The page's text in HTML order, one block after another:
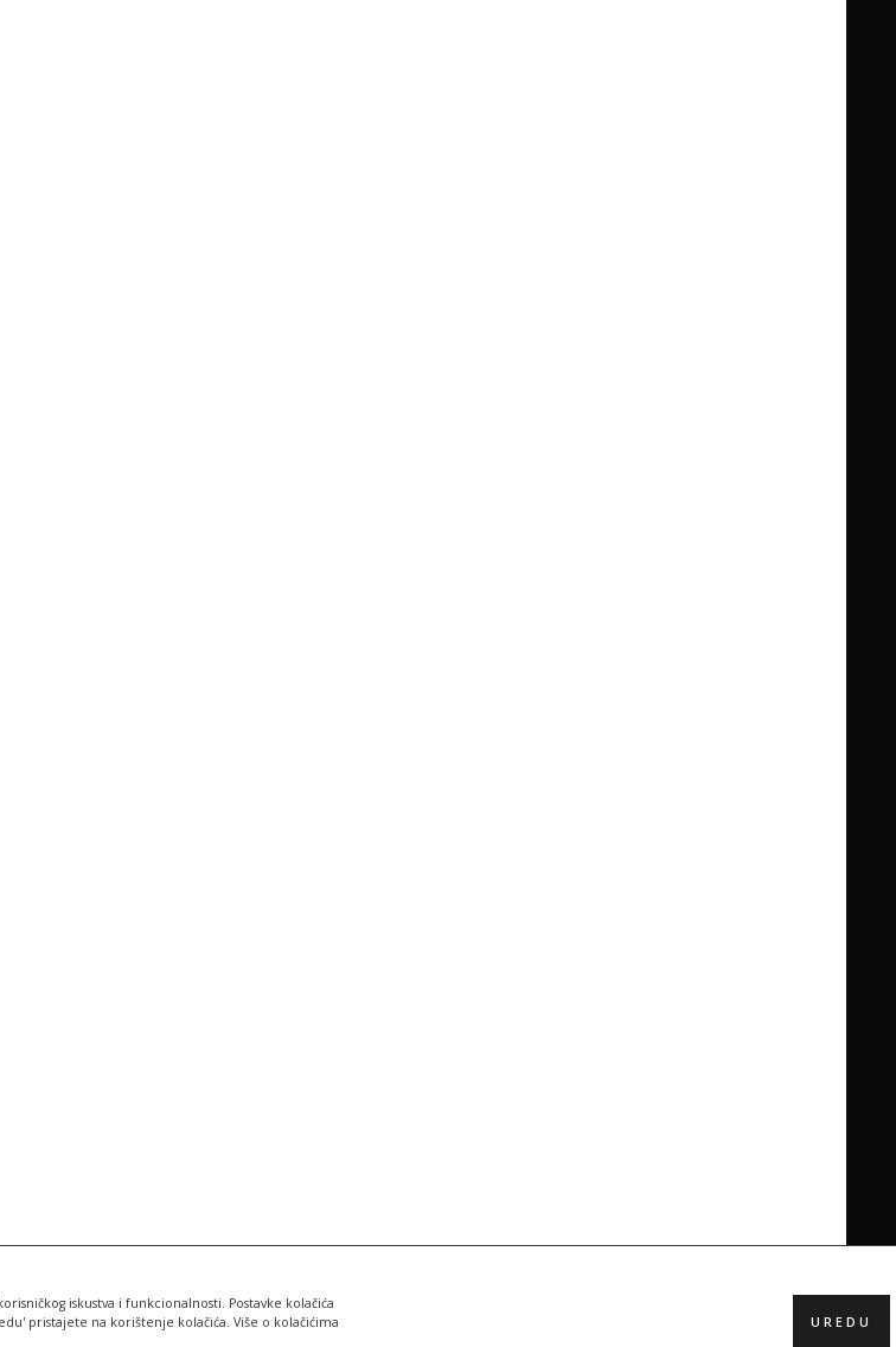
iskustva i funkcionalnosti. Postavke kolačića
pristajete na korištenje kolačića. Više o kolačićima
UREDU